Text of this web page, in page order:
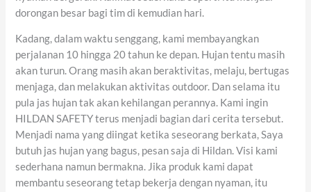
dorongan besar bagi tim di kemudian hari.
Kadang, dalam waktu senggang, kami membayangkan
perjalanan 10 hingga 20 tahun ke depan. Hujan tentu masih
akan turun. Orang masih akan beraktivitas, melaju, bertugas
menjaga, dan melakukan aktivitas outdoor. Dan selama itu
pula jas hujan tak akan kehilangan perannya. Kami ingin
HILDAN SAFETY terus menjadi bagian dari cerita tersebut.
Menjadi nama yang diingat ketika seseorang berkata, Saya
butuh jas hujan yang bagus, pesan saja di Hildan. Visi kami
sederhana namun bermakna. Jika produk kami dapat
membantu seseorang tetap bekerja dengan nyaman, itu